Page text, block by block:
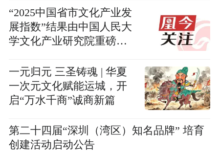
“2025中国省市文化产业发
展指数”结果由中国人民大
学文化产业研究院重磅发
一元归元 三圣铸魂 | 华夏
一次元文化赋能运城，开
启“万水千商”诚商新篇
第二十四届“深圳（湾区）知名品牌” 培育
创建活动启动公告